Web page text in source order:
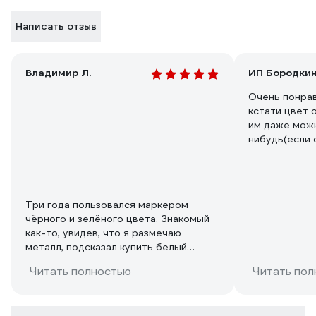
Написать отзыв
Владимир Л.
Три года пользовался маркером
чёрного и зелёного цвета. Знакомый
как-то, увидев, что я размечаю
металл, подсказал купить белый
белый цвет на светлых материалах
Читать полностью
Очень
кстати цвет
им даже
нибудь(если
Читать